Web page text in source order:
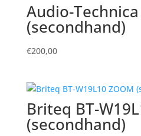
Audio-Technica
(secondhand)
€200,00
Briteq BT-
(secondhand)